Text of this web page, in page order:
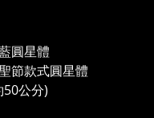
圓星體
節款式圓星體
公分)